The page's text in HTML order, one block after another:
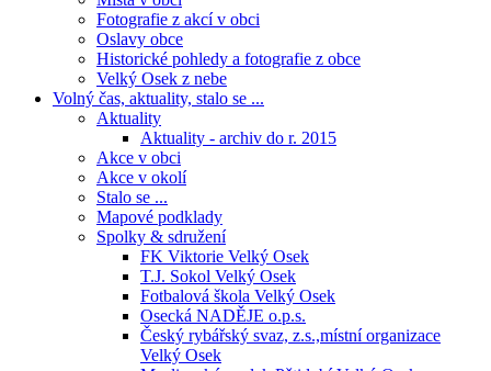
Fotografie z akcí v obci
Oslavy obce
Historické pohledy a fotografie z obce
Velký Osek z nebe
Volný čas, aktuality, stalo se ...
Aktuality
Aktuality - archiv do r. 2015
Akce v obci
Akce v okolí
Stalo se ...
Mapové podklady
Spolky & sdružení
FK Viktorie Velký Osek
T.J. Sokol Velký Osek
Fotbalová škola Velký Osek
Osecká NADĚJE o.p.s.
Český rybářský svaz, z.s.,místní organizace
Velký Osek